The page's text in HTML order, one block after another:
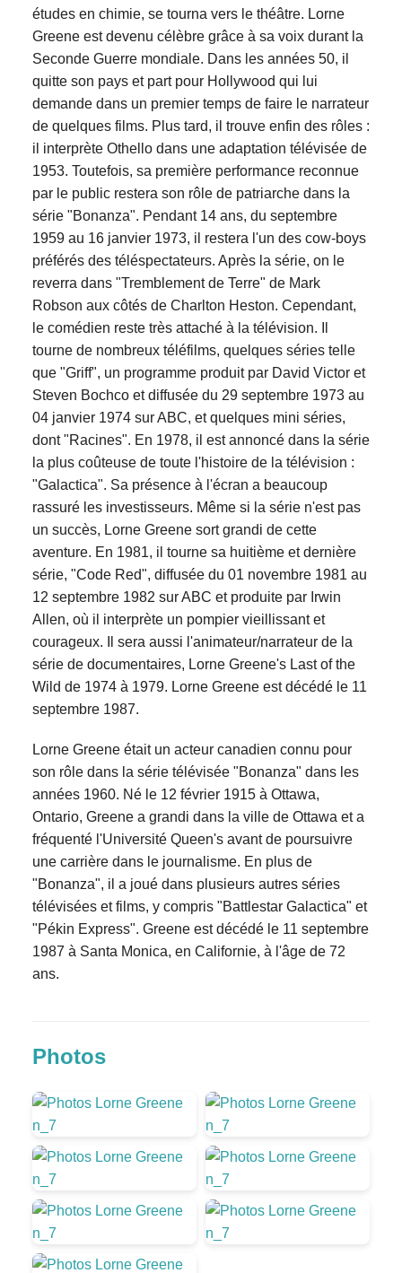
études en chimie, se tourna vers le théâtre. Lorne
Greene est devenu célèbre grâce à sa voix durant la
Seconde Guerre mondiale. Dans les années 50, il
quitte son pays et part pour Hollywood qui lui
demande dans un premier temps de faire le narrateur
de quelques films. Plus tard, il trouve enfin des rôles :
il interprète Othello dans une adaptation télévisée de
1953. Toutefois, sa première performance reconnue
par le public restera son rôle de patriarche dans la
série "Bonanza". Pendant 14 ans, du septembre
1959 au 16 janvier 1973, il restera l'un des cow-boys
préférés des téléspectateurs. Après la série, on le
reverra dans "Tremblement de Terre" de Mark
Robson aux côtés de Charlton Heston. Cependant,
le comédien reste très attaché à la télévision. Il
tourne de nombreux téléfilms, quelques séries telle
que "Griff", un programme produit par David Victor et
Steven Bochco et diffusée du 29 septembre 1973 au
04 janvier 1974 sur ABC, et quelques mini séries,
dont "Racines". En 1978, il est annoncé dans la série
la plus coûteuse de toute l'histoire de la télévision :
"Galactica". Sa présence à l'écran a beaucoup
rassuré les investisseurs. Même si la série n'est pas
un succès, Lorne Greene sort grandi de cette
aventure. En 1981, il tourne sa huitième et dernière
série, "Code Red", diffusée du 01 novembre 1981 au
12 septembre 1982 sur ABC et produite par Irwin
Allen, où il interprète un pompier vieillissant et
courageux. Il sera aussi l'animateur/narrateur de la
série de documentaires, Lorne Greene's Last of the
Wild de 1974 à 1979. Lorne Greene est décédé le 11
septembre 1987.
Lorne Greene était un acteur canadien connu pour
son rôle dans la série télévisée "Bonanza" dans les
années 1960. Né le 12 février 1915 à Ottawa,
Ontario, Greene a grandi dans la ville de Ottawa et a
fréquenté l'Université Queen's avant de poursuivre
une carrière dans le journalisme. En plus de
"Bonanza", il a joué dans plusieurs autres séries
télévisées et films, y compris "Battlestar Galactica" et
"Pékin Express". Greene est décédé le 11 septembre
1987 à Santa Monica, en Californie, à l'âge de 72
ans.
Photos